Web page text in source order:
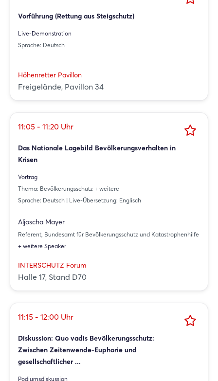
Vorführung (Rettung aus Steigschutz)
Live-Demonstration
Sprache: Deutsch
Höhenretter Pavillon
Freigelände, Pavillon 34
11:05 - 11:20 Uhr
Das Nationale Lagebild Bevölkerungsverhalten in
Krisen
Vortrag
Thema: Bevölkerungsschutz + weitere
Sprache: Deutsch | Live-Übersetzung: Englisch
Aljoscha Mayer
Referent, Bundesamt für Bevölkerungsschutz und Katastrophenhilfe
+ weitere Speaker
INTERSCHUTZ Forum
Halle 17, Stand D70
11:15 - 12:00 Uhr
Diskussion: Quo vadis Bevölkerungsschutz:
Zwischen Zeitenwende-Euphorie und
gesellschaftlicher ...
Podiumsdiskussion